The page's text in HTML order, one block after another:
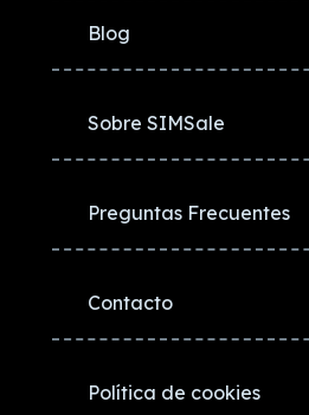
Blog
Sobre SIMSale
Preguntas Frecuentes
Contacto
Política de cookies